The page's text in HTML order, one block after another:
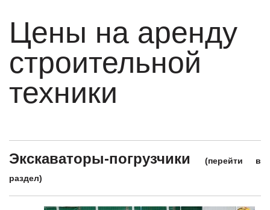
Цены на аренду
строительной
техники
Экскаваторы-погрузчики (перейти в
раздел)